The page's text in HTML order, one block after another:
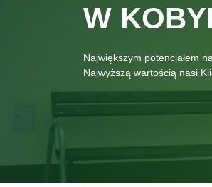
W
Największym potencjałem
Najwyższą wartością nasi